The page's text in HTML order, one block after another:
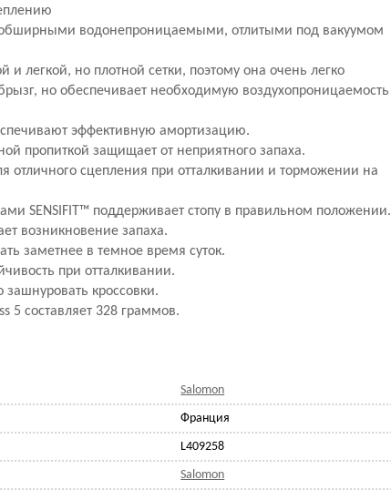
обширными водонепроницаемыми, отлитыми под вакуумом
и легкой, но плотной сетки, поэтому она очень легко
но обеспечивает необходимую воздухопроницаемость
эффективную амортизацию.
пропиткой защищает от неприятного запаха.
отличного сцепления при отталкивании и торможении на
SENSIFIT ™ поддерживает стопу в правильном положении.
возникновение запаха.
заметнее в темное время суток.
при отталкивании.
зашнуровать кроссовки.
5 составляет 328 граммов.
Salomon
Франция
L409258
Salomon